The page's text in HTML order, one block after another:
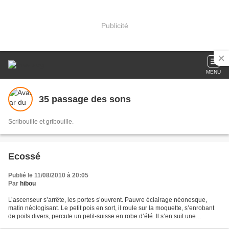
Publicité
MENU
35 passage des sons
Scribouille et gribouille.
Ecossé
Publié le 11/08/2010 à 20:05
Par hibou
L’ascenseur s’arrête, les portes s’ouvrent. Pauvre éclairage néonesque,
matin néologisant. Le petit pois en sort, il roule sur la moquette, s’enrobant
de poils divers, percute un petit-suisse en robe d’été. Il s’en suit une